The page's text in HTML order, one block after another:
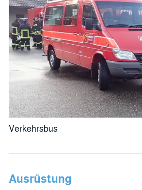
Verkehrsbus
Ausrüstung